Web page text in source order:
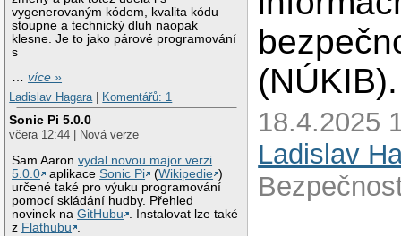
vygenerovaným kódem, kvalita kódu
stoupne a technický dluh naopak
klesne. Je to jako párové programování
s
…více »
Ladislav Hagara
Komentářů: 1
Sonic Pi 5.0.0
včera 12:44 | Nová verze
Sam Aaronvydal novou major verzi
5.0.0
aplikaceSonic Pi (Wikipedie )
určené také pro výuku programování
pomocí skládání hudby. Přehled
novinek naGitHubu . Instalovat lze také
z Flathubu .
(NÚKIB).
18.4.2025
Ladislav